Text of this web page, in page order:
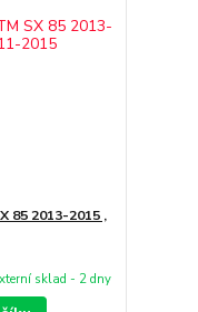
85 2013-2015 ,
sklad - 2 dny